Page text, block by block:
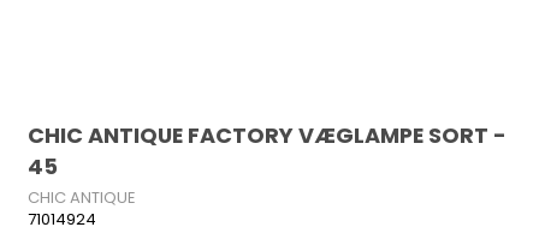
CHIC ANTIQUE FACTORY VÆGLAMPE SORT -
45
CHIC ANTIQUE
71014924